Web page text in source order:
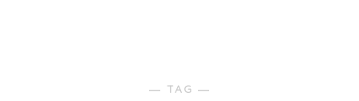
― TAG ―